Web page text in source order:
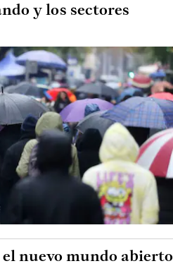
y los sectores
el nuevo mundo abierto